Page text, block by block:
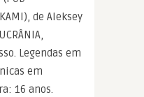
de Aleksey
Legendas em
em
16 anos.